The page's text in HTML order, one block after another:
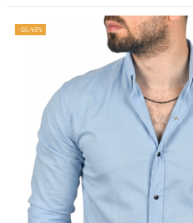
-55,45%